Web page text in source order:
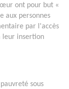
ont pour but «
aux personnes
par l'accès
leur insertion
sous